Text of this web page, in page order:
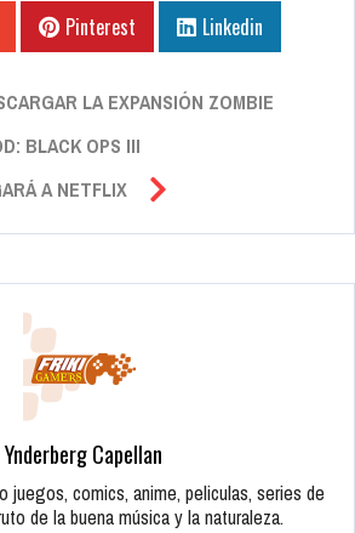
Pinterest Linkedin
LA EXPANSIÓN ZOMBIE
BLACK OPS III
A NETFLIX
Ynderberg Capellan
juegos, comics, anime, peliculas, series de
de la buena música y la naturaleza.